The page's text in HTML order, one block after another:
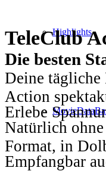
Highlights
TeleClub
Die besten
Deine
Action
Erlebe
Natürlich
Format, in
Empfangbar